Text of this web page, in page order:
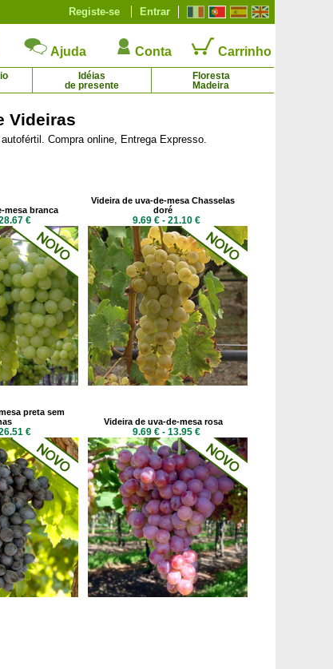
Entrar
Registe-se
Ajuda Conta Carrinho
Idéias
de presente
Floresta
Madeira
de flores cor-de-rosa Rosa do deserto - Flores vermelhas
Videiras
Compra online, Entrega Expresso.
mesa branca
€
Videira de uva-de-mesa Chasselas
doré
9.69 € - 21.10 €
preta sem
€
Videira de uva-de-mesa rosa
9.69 € - 13.95 €